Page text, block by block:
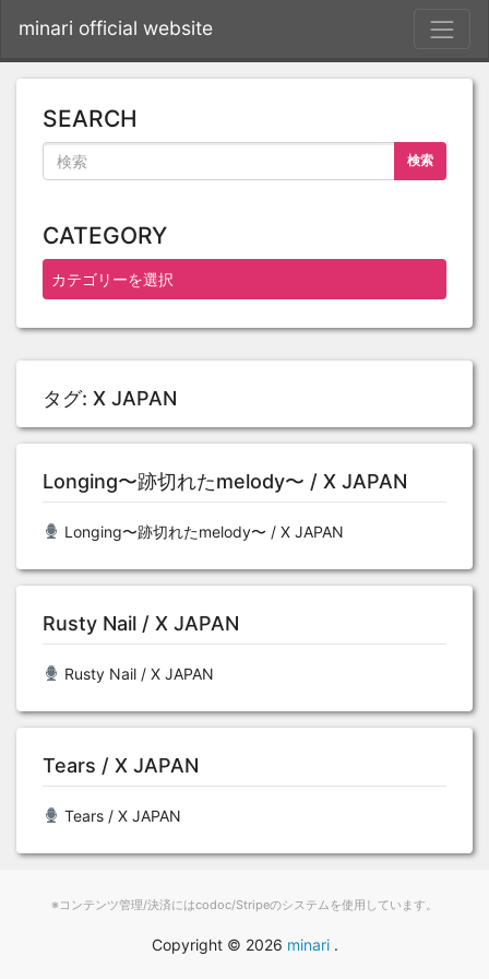
minari official website
タグ: X JAPAN
Longing〜跡切れたmelody〜 / X JAPAN
Longing〜跡切れたmelody〜 / X JAPAN
Rusty Nail / X JAPAN
Rusty Nail / X JAPAN
Tears / X JAPAN
Tears / X JAPAN
SEARCH
検索
CATEGORY
※コンテンツ管理/決済にはcodoc/Stripeのシステムを使用しています。
Copyright © 2026 minari.